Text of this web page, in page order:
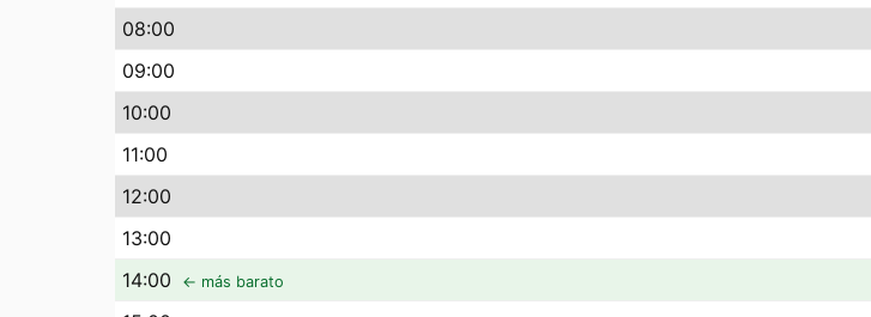
08:00
09:00
10:00
11:00
12:00
13:00
14:00 ← más barato